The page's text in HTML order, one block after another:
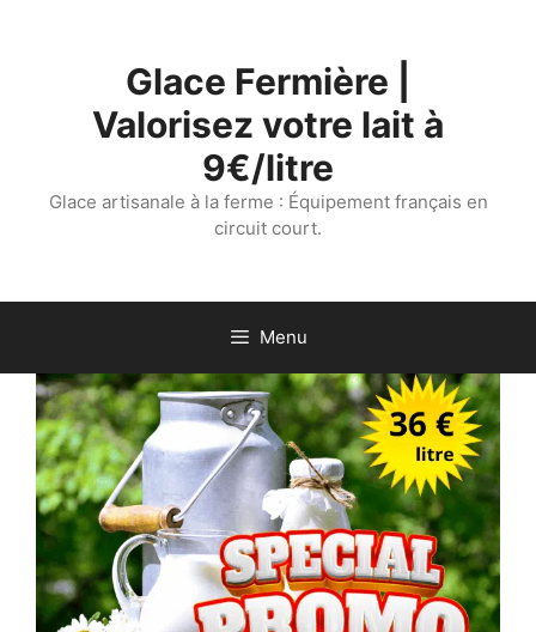
Glace Fermière |
Valorisez votre lait à
9€/litre
Glace artisanale à la ferme : Équipement français en
circuit court.
Menu